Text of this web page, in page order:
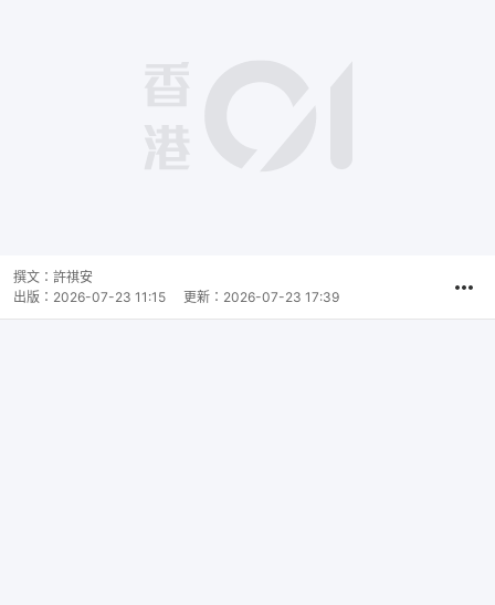
撰文： 許祺安
出版： 2026-07-23 11:15 更新： 2026-07-23 17:39